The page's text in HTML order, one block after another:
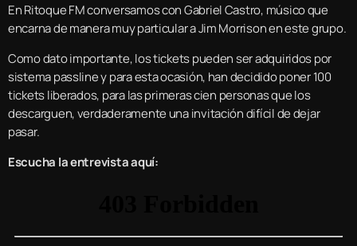
En Ritoque FM conversamos con Gabriel Castro, músico que
encarna de manera muy particular a Jim Morrison en este grupo.
Como dato importante, los tickets pueden ser adquiridos por
sistema passline y para esta ocasión, han decidido poner 100
tickets liberados, para las primeras cien personas que los
descarguen, verdaderamente una invitación difícil de dejar
pasar.
Escucha la entrevista aquí: